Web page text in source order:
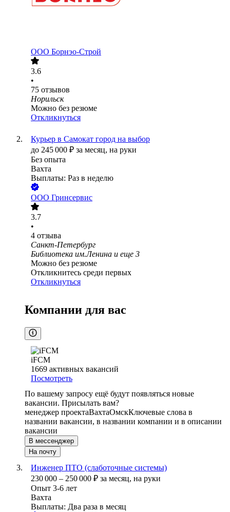
ООО Борнэо-Строй
3.6
•
75 отзывов
Норильск
Можно без резюме
Откликнуться
Курьер в Самокат город на выбор
до 245 000 ₽ за месяц, на руки
Без опыта
Вахта
Выплаты: Раз в неделю
ООО Гринсервис
3.7
•
4 отзыва
Санкт-Петербург
Библиотека им.Ленина и еще 3
Можно без резюме
Откликнитесь среди первых
Откликнуться
Компании для вас
iFCM
1669 активных вакансий
Посмотреть
По вашему запросу ещё будут появляться новые
вакансии. Присылать вам?
менеджер проектаВахтаОмскКлючевые слова в
названии вакансии, в названии компании и в описании
вакансии
В мессенджер
На почту
Инженер ПТО (слаботочные системы)
230 000 – 250 000 ₽ за месяц, на руки
Опыт 3-6 лет
Вахта
Выплаты: Два раза в месяц